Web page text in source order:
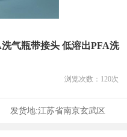
气瓶带接头 低溶出PFA洗
浏览次数： 120次
发货地:江苏省南京玄武区